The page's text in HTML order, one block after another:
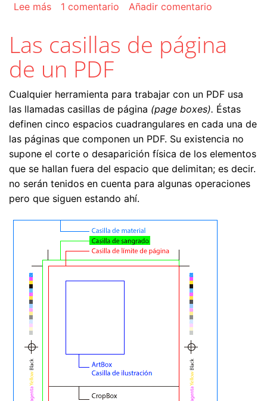
Lee mássobre Hacer un vídeo con imágenes fijas para
1 comentario Añadir comentario
Las casillas de página
de un PDF
Cualquier herramienta para trabajar con un PDF usa
las llamadas casillas de página (page boxes). Éstas
definen cinco espacios cuadrangulares en cada una de
las páginas que componen un PDF. Su existencia no
supone el corte o desaparición física de los elementos
que se hallan fuera del espacio que delimitan; es decir.
no serán tenidos en cuenta para algunas operaciones
pero que siguen estando ahí.